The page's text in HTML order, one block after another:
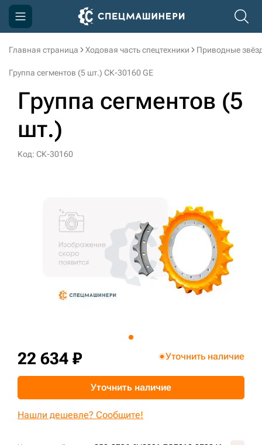
Главная страница Ходовая часть спецтехники Приводные
Группа сегментов (5 шт.) СК-30160 GE
Группа сегментов (5
шт.)
Код: СК-30160
22 634 ₽ Уточнить наличие
Уточнить наличие
Нашли дешевле? Сообщите!
Компания
Доставка и оплата
Информация
Контакты
sksale@skdst.ru
+7 (499) 394-50-93